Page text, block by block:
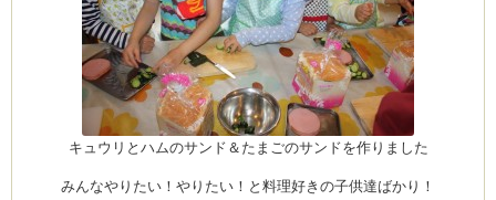
キュウリとハムのサンド＆たまごのサンドを作りました
みんなやりたい！やりたい！と料理好きの子供達ばかり！